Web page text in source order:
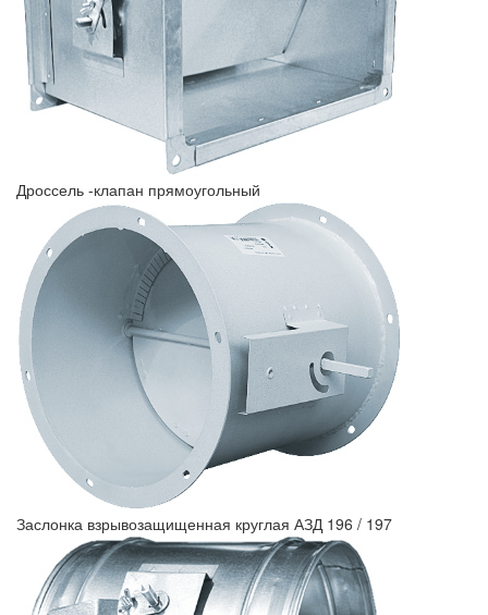
Дроссель -клапан прямоугольный
Заслонка взрывозащищенная круглая АЗД 196 / 197